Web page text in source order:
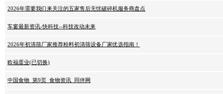
2026年需要我们来关注的五家售后无忧破碎机服务商盘点
车窗最新资讯-快科技--科技改动未来
2026年初清筛厂家推荐粉料初清筛设备厂家优选指南！
欧福蛋业(已切换)
中国食物_第9页_食物资讯_同伴网